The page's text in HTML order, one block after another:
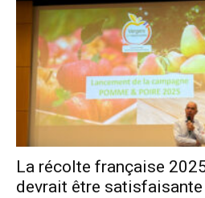
La récolte française
devrait être satisfaisante